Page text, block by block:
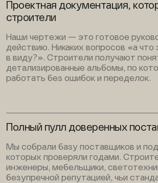
Проектная документация,
строители
Наши чертежи — это готовое
действию. Никаких вопросов «а что
в виду?». Строители получают
детализированные альбомы, по
работать без ошибок и переделок.
Полный пулл доверенных
Мы собрали базу поставщиков и
которых проверяли годами.
инженеры, мебельщики,
безупречной репутацией, чьи